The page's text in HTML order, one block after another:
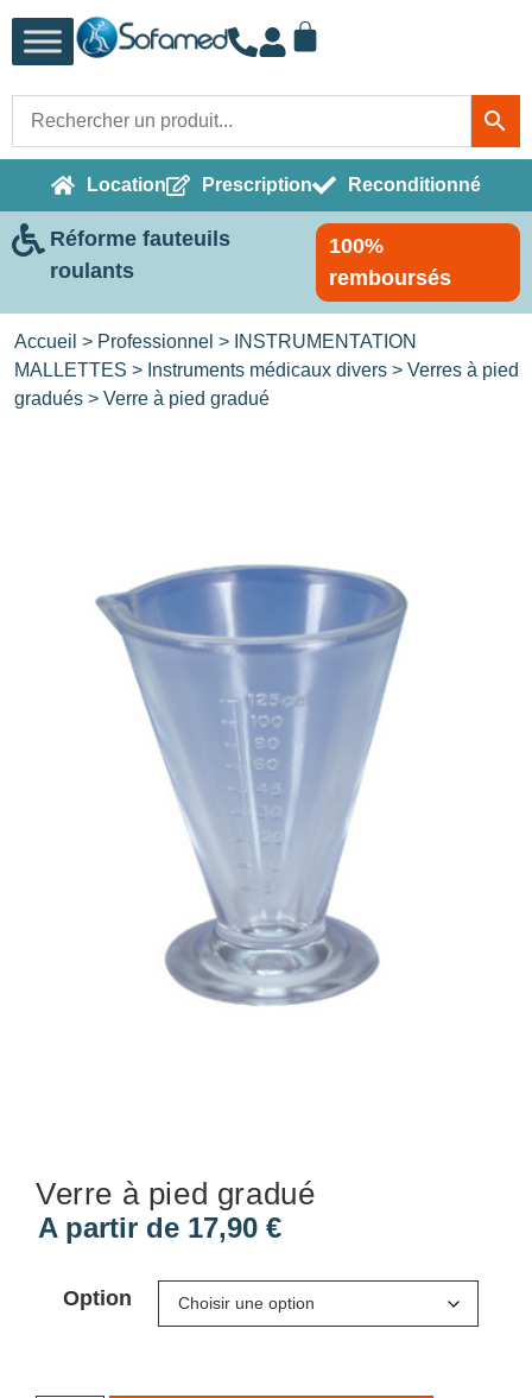
Location Prescription Reconditionné
Réforme fauteuils
roulants
100%
remboursés
Accueil > Professionnel > INSTRUMENTATION
MALLETTES > Instruments médicaux divers > Verres à pied
gradués > Verre à pied gradué
Verre à pied gradué
A partir de 17,90 €
Option